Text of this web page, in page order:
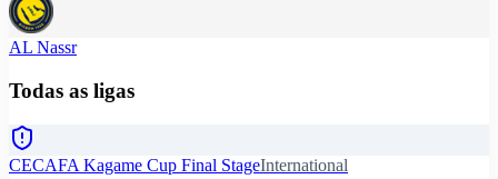
AL Nassr
Todas as ligas
CECAFA Kagame Cup Final StageInternational